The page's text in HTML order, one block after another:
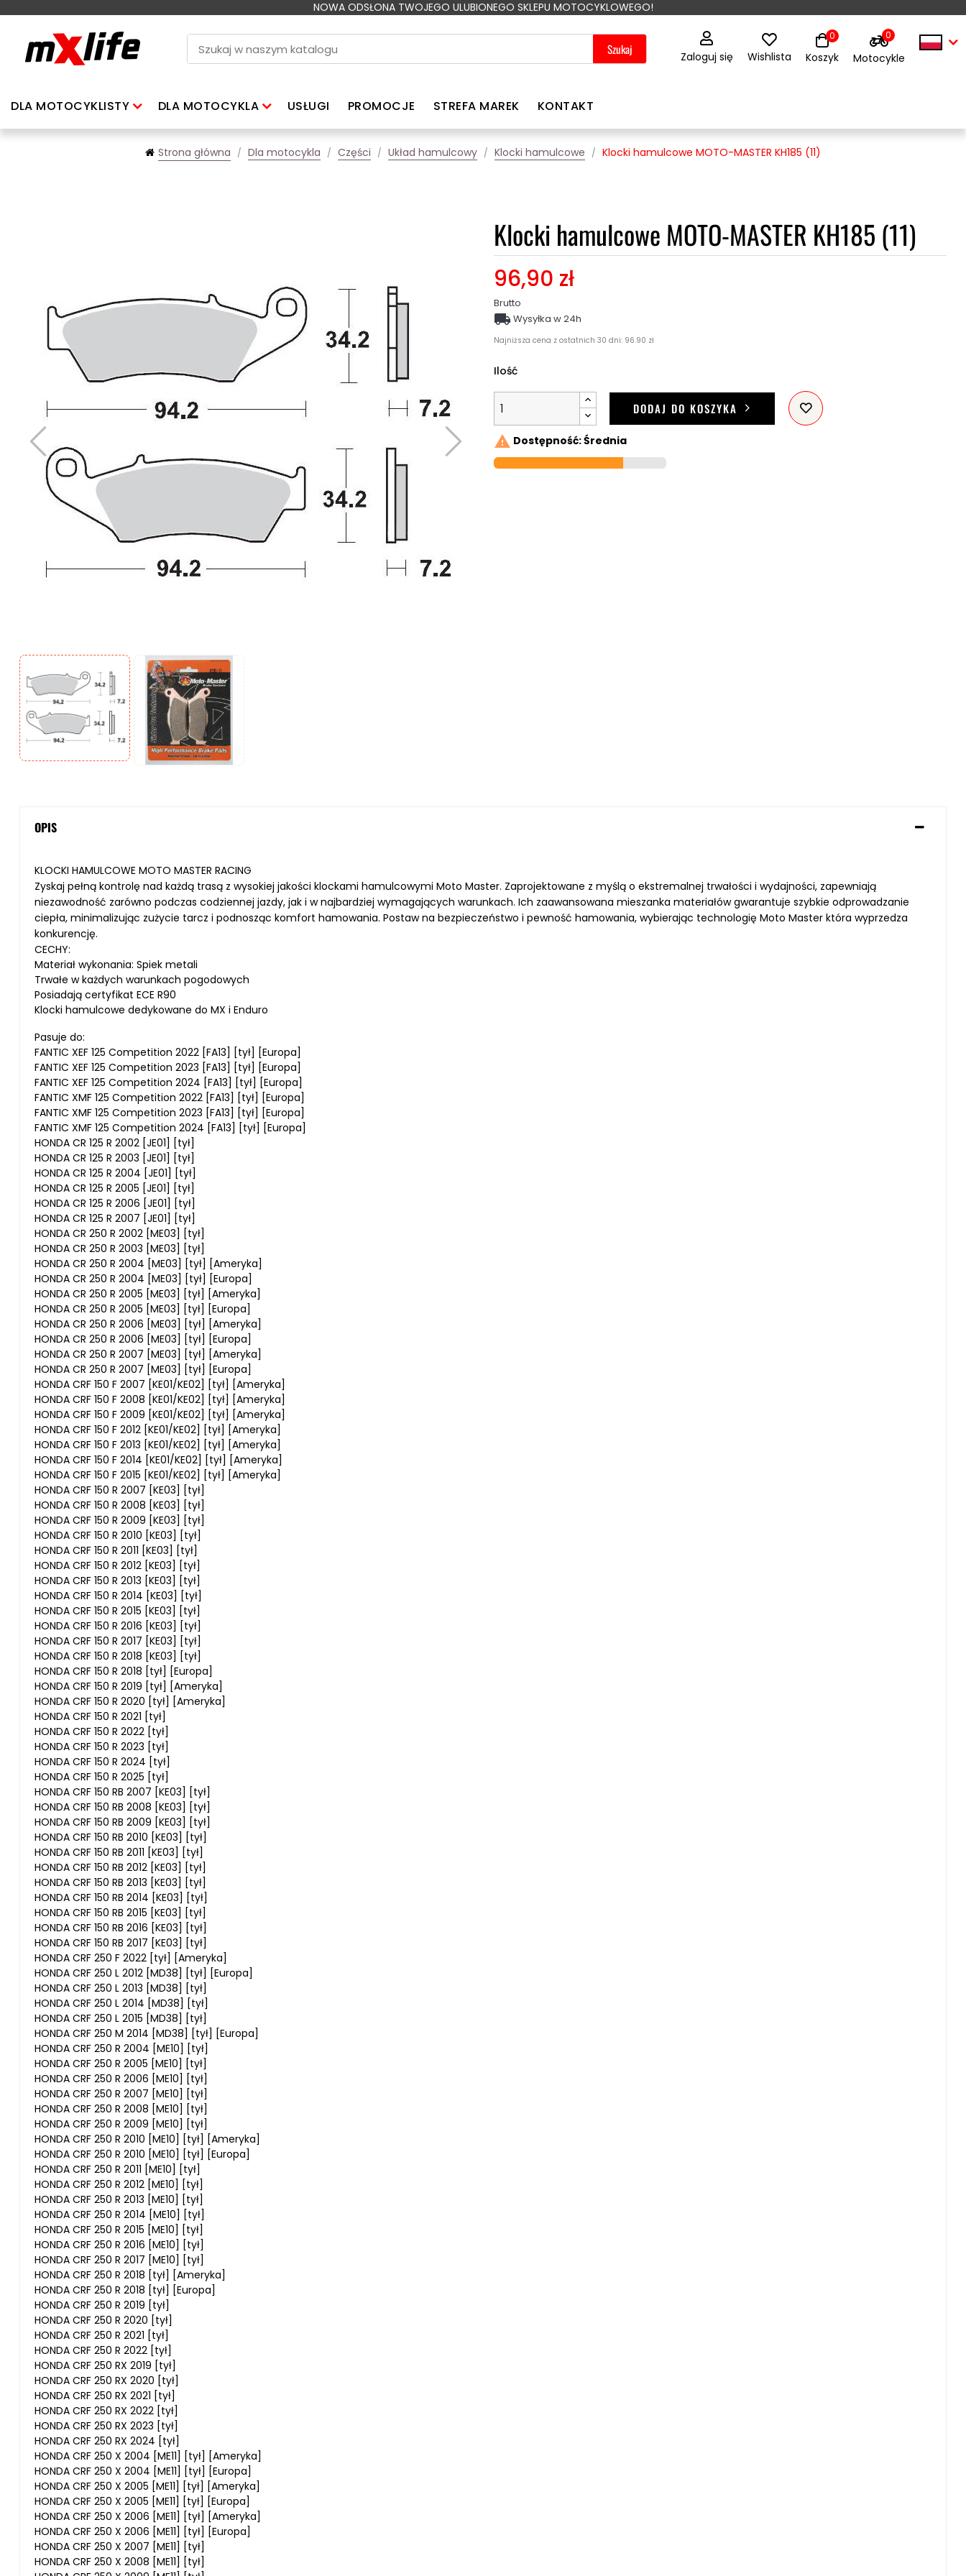
NOWA ODSŁONA TWOJEGO ULUBIONEGO SKLEPU MOTOCYKLOWEGO!
Szukaj Zaloguj się Wishlista Koszyk
0 0
Motocykle
DLA MOTOCYKLISTY DLA MOTOCYKLA USŁUGI PROMOCJE STREFA MAREK KONTAKT
Strona główna Dla motocykla Części Układ hamulcowy Klocki hamulcowe Klocki hamulcowe MOTO-MASTER KH185 (11)
Klocki hamulcowe MOTO-MASTER KH185 (11)
96,90 zł
Brutto
Najniższa cena z ostatnich 30 dni: 96.90 zł
 Wysyłka w 24h
Ilość
DODAJ DO KOSZYKA
 Dostępność: Średnia
OPIS
KLOCKI HAMULCOWE MOTO MASTER RACING
Zyskaj pełną kontrolę nad każdą trasą z wysokiej jakości klockami hamulcowymi Moto Master. Zaprojektowane z myślą o ekstremalnej trwałości i wydajności, zapewniają
niezawodność zarówno podczas codziennej jazdy, jak i w najbardziej wymagających warunkach. Ich zaawansowana mieszanka materiałów gwarantuje szybkie odprowadzanie
ciepła, minimalizując zużycie tarcz i podnosząc komfort hamowania. Postaw na bezpieczeństwo i pewność hamowania, wybierając technologię Moto Master która wyprzedza
konkurencję.
CECHY:
Materiał wykonania: Spiek metali
Trwałe w każdych warunkach pogodowych
Posiadają certyfikat ECE R90
Klocki hamulcowe dedykowane do MX i Enduro
Pasuje do:
FANTIC XEF 125 Competition 2022 [FA13] [tył] [Europa]
FANTIC XEF 125 Competition 2023 [FA13] [tył] [Europa]
FANTIC XEF 125 Competition 2024 [FA13] [tył] [Europa]
FANTIC XMF 125 Competition 2022 [FA13] [tył] [Europa]
FANTIC XMF 125 Competition 2023 [FA13] [tył] [Europa]
FANTIC XMF 125 Competition 2024 [FA13] [tył] [Europa]
HONDA CR 125 R 2002 [JE01] [tył]
HONDA CR 125 R 2003 [JE01] [tył]
HONDA CR 125 R 2004 [JE01] [tył]
HONDA CR 125 R 2005 [JE01] [tył]
HONDA CR 125 R 2006 [JE01] [tył]
HONDA CR 125 R 2007 [JE01] [tył]
HONDA CR 250 R 2002 [ME03] [tył]
HONDA CR 250 R 2003 [ME03] [tył]
HONDA CR 250 R 2004 [ME03] [tył] [Ameryka]
HONDA CR 250 R 2004 [ME03] [tył] [Europa]
HONDA CR 250 R 2005 [ME03] [tył] [Ameryka]
HONDA CR 250 R 2005 [ME03] [tył] [Europa]
HONDA CR 250 R 2006 [ME03] [tył] [Ameryka]
HONDA CR 250 R 2006 [ME03] [tył] [Europa]
HONDA CR 250 R 2007 [ME03] [tył] [Ameryka]
HONDA CR 250 R 2007 [ME03] [tył] [Europa]
HONDA CRF 150 F 2007 [KE01/KE02] [tył] [Ameryka]
HONDA CRF 150 F 2008 [KE01/KE02] [tył] [Ameryka]
HONDA CRF 150 F 2009 [KE01/KE02] [tył] [Ameryka]
HONDA CRF 150 F 2012 [KE01/KE02] [tył] [Ameryka]
HONDA CRF 150 F 2013 [KE01/KE02] [tył] [Ameryka]
HONDA CRF 150 F 2014 [KE01/KE02] [tył] [Ameryka]
HONDA CRF 150 F 2015 [KE01/KE02] [tył] [Ameryka]
HONDA CRF 150 R 2007 [KE03] [tył]
HONDA CRF 150 R 2008 [KE03] [tył]
HONDA CRF 150 R 2009 [KE03] [tył]
HONDA CRF 150 R 2010 [KE03] [tył]
HONDA CRF 150 R 2011 [KE03] [tył]
HONDA CRF 150 R 2012 [KE03] [tył]
HONDA CRF 150 R 2013 [KE03] [tył]
HONDA CRF 150 R 2014 [KE03] [tył]
HONDA CRF 150 R 2015 [KE03] [tył]
HONDA CRF 150 R 2016 [KE03] [tył]
HONDA CRF 150 R 2017 [KE03] [tył]
HONDA CRF 150 R 2018 [KE03] [tył]
HONDA CRF 150 R 2018 [tył] [Europa]
HONDA CRF 150 R 2019 [tył] [Ameryka]
HONDA CRF 150 R 2020 [tył] [Ameryka]
HONDA CRF 150 R 2021 [tył]
HONDA CRF 150 R 2022 [tył]
HONDA CRF 150 R 2023 [tył]
HONDA CRF 150 R 2024 [tył]
HONDA CRF 150 R 2025 [tył]
HONDA CRF 150 RB 2007 [KE03] [tył]
HONDA CRF 150 RB 2008 [KE03] [tył]
HONDA CRF 150 RB 2009 [KE03] [tył]
HONDA CRF 150 RB 2010 [KE03] [tył]
HONDA CRF 150 RB 2011 [KE03] [tył]
HONDA CRF 150 RB 2012 [KE03] [tył]
HONDA CRF 150 RB 2013 [KE03] [tył]
HONDA CRF 150 RB 2014 [KE03] [tył]
HONDA CRF 150 RB 2015 [KE03] [tył]
HONDA CRF 150 RB 2016 [KE03] [tył]
HONDA CRF 150 RB 2017 [KE03] [tył]
HONDA CRF 250 F 2022 [tył] [Ameryka]
HONDA CRF 250 L 2012 [MD38] [tył] [Europa]
HONDA CRF 250 L 2013 [MD38] [tył]
HONDA CRF 250 L 2014 [MD38] [tył]
HONDA CRF 250 L 2015 [MD38] [tył]
HONDA CRF 250 M 2014 [MD38] [tył] [Europa]
HONDA CRF 250 R 2004 [ME10] [tył]
HONDA CRF 250 R 2005 [ME10] [tył]
HONDA CRF 250 R 2006 [ME10] [tył]
HONDA CRF 250 R 2007 [ME10] [tył]
HONDA CRF 250 R 2008 [ME10] [tył]
HONDA CRF 250 R 2009 [ME10] [tył]
HONDA CRF 250 R 2010 [ME10] [tył] [Ameryka]
HONDA CRF 250 R 2010 [ME10] [tył] [Europa]
HONDA CRF 250 R 2011 [ME10] [tył]
HONDA CRF 250 R 2012 [ME10] [tył]
HONDA CRF 250 R 2013 [ME10] [tył]
HONDA CRF 250 R 2014 [ME10] [tył]
HONDA CRF 250 R 2015 [ME10] [tył]
HONDA CRF 250 R 2016 [ME10] [tył]
HONDA CRF 250 R 2017 [ME10] [tył]
HONDA CRF 250 R 2018 [tył] [Ameryka]
HONDA CRF 250 R 2018 [tył] [Europa]
HONDA CRF 250 R 2019 [tył]
HONDA CRF 250 R 2020 [tył]
HONDA CRF 250 R 2021 [tył]
HONDA CRF 250 R 2022 [tył]
HONDA CRF 250 RX 2019 [tył]
HONDA CRF 250 RX 2020 [tył]
HONDA CRF 250 RX 2021 [tył]
HONDA CRF 250 RX 2022 [tył]
HONDA CRF 250 RX 2023 [tył]
HONDA CRF 250 RX 2024 [tył]
HONDA CRF 250 X 2004 [ME11] [tył] [Ameryka]
HONDA CRF 250 X 2004 [ME11] [tył] [Europa]
HONDA CRF 250 X 2005 [ME11] [tył] [Ameryka]
HONDA CRF 250 X 2005 [ME11] [tył] [Europa]
HONDA CRF 250 X 2006 [ME11] [tył] [Ameryka]
HONDA CRF 250 X 2006 [ME11] [tył] [Europa]
HONDA CRF 250 X 2007 [ME11] [tył]
HONDA CRF 250 X 2008 [ME11] [tył]